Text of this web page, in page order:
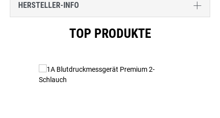
HERSTELLER-INFO
TOP PRODUKTE